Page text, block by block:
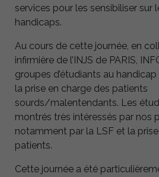
services pour les sensibiliser sur
handicaps.
Au cours de cette journée, en
infirmière de l’INJS de PARIS,
groupes d’étudiants au
la prise en charge des patients
sourds/malentendants. Les
montrés très intéressés par nos
notamment par la LSF et la
patients.
Cette journée a été